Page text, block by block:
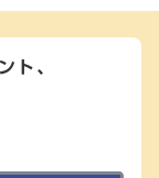
ト、